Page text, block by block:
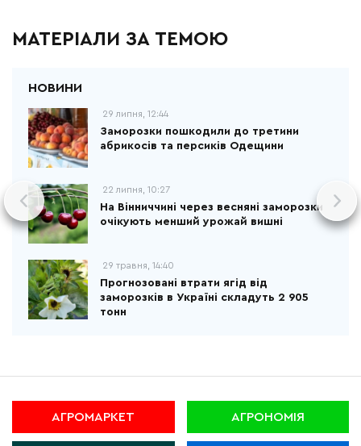
МАТЕРІАЛИ ЗА ТЕМОЮ
29 липня, 12:44
Заморозки пошкодили до третини
абрикосів та персиків Одещини
22 липня, 10:27
На Вінниччині через весняні заморозки
очікують менший урожай вишні
29 травня, 14:40
Прогнозовані втрати ягід від
заморозків в Україні складуть 2 905
тонн
АГРОМАРКЕТ АГРОНОМІЯ